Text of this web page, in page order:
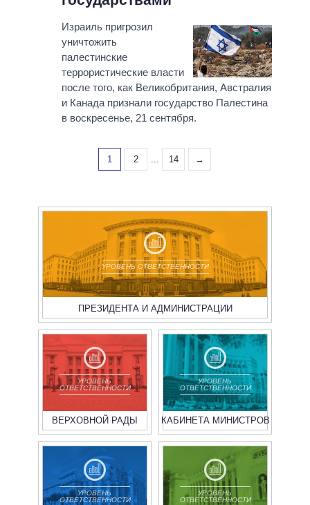
Израиль пригрозил
уничтожить
палестинские
террористические власти
после того, как Великобритания, Австралия
и Канада признали государство Палестина
в воскресенье, 21 сентября.
1 2 ... 14 →
УРОВЕНЬ ОТВЕТСТВЕННОСТИ
ПРЕЗИДЕНТА И АДМИНИСТРАЦИИ
УРОВЕНЬ
ОТВЕТСТВЕННОСТИ
ВЕРХОВНОЙ РАДЫ
УРОВЕНЬ
ОТВЕТСТВЕННОСТИ
КАБИНЕТА МИНИСТРОВ
УРОВЕНЬ
ОТВЕТСТВЕННОСТИ
УРОВЕНЬ
ОТВЕТСТВЕННОСТИ